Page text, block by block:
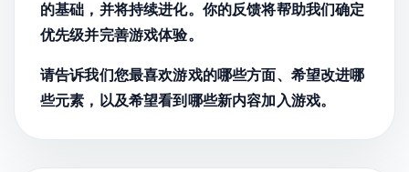
的基础，并将持续进化。你的反馈将帮助我们确定
优先级并完善游戏体验。
请告诉我们您最喜欢游戏的哪些方面、希望改进哪
些元素，以及希望看到哪些新内容加入游戏。